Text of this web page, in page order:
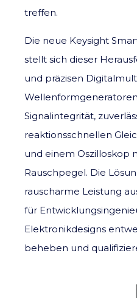
treffen.
Die neue Keysight
stellt sich dieser
und präzisen
Signalintegrität,
reaktionsschnellen
und einem Oszilloskop
Rauschpegel. Die
rauscharme Leistung
für
Elektronikdesigns
beheben und